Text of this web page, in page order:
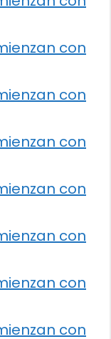
con
con
con
con
con
con
con